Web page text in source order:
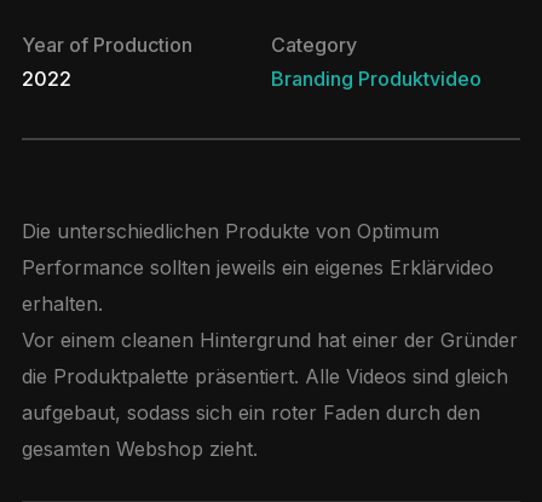
Year of Production
2022
Category
Branding Produktvideo
Die unterschiedlichen Produkte von Optimum
Performance sollten jeweils ein eigenes Erklärvideo
erhalten.
Vor einem cleanen Hintergrund hat einer der Gründer
die Produktpalette präsentiert. Alle Videos sind gleich
aufgebaut, sodass sich ein roter Faden durch den
gesamten Webshop zieht.